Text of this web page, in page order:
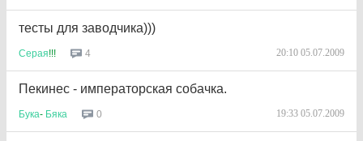
тесты для заводчика)))
Серая!!! 4 20:10 05.07.2009
Пекинес - императорская собачка.
Бука- Бяка 0 19:33 05.07.2009